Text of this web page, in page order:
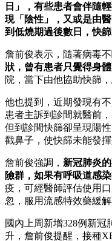
日」，有些患者會伴隨
現「陰性」，又或是由
到低燒期過後數日，快篩
詹前俊表示，隨著病毒
狀，曾有患者只覺得身
院，當下由他協助快篩
他也提到，近期發現有
患者主訴到診間就醫前
但到診間快篩卻呈現陽
戳鼻子，使快篩未能發揮
詹前俊強調， 新冠肺炎
險群，如果有呼吸道感
疫，可經醫師評估使用
忽，服用流感特效藥緩解
國內上周新增328例新冠
升，詹前俊提醒，接種